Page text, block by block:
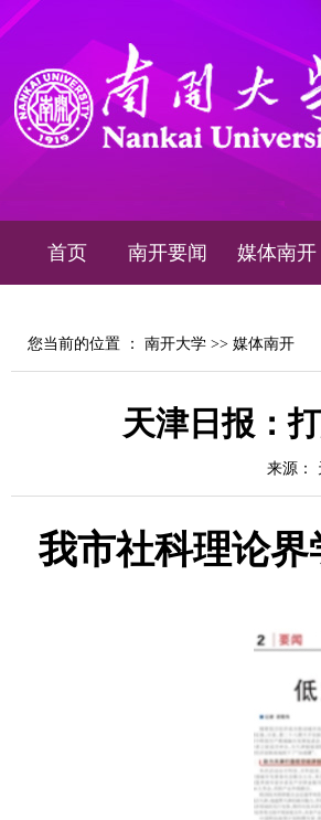
首页 南开要闻 媒体南开
您当前的位置 ： 南开大学 >> 媒体南开
天津日报：
来源：
我市社科理论